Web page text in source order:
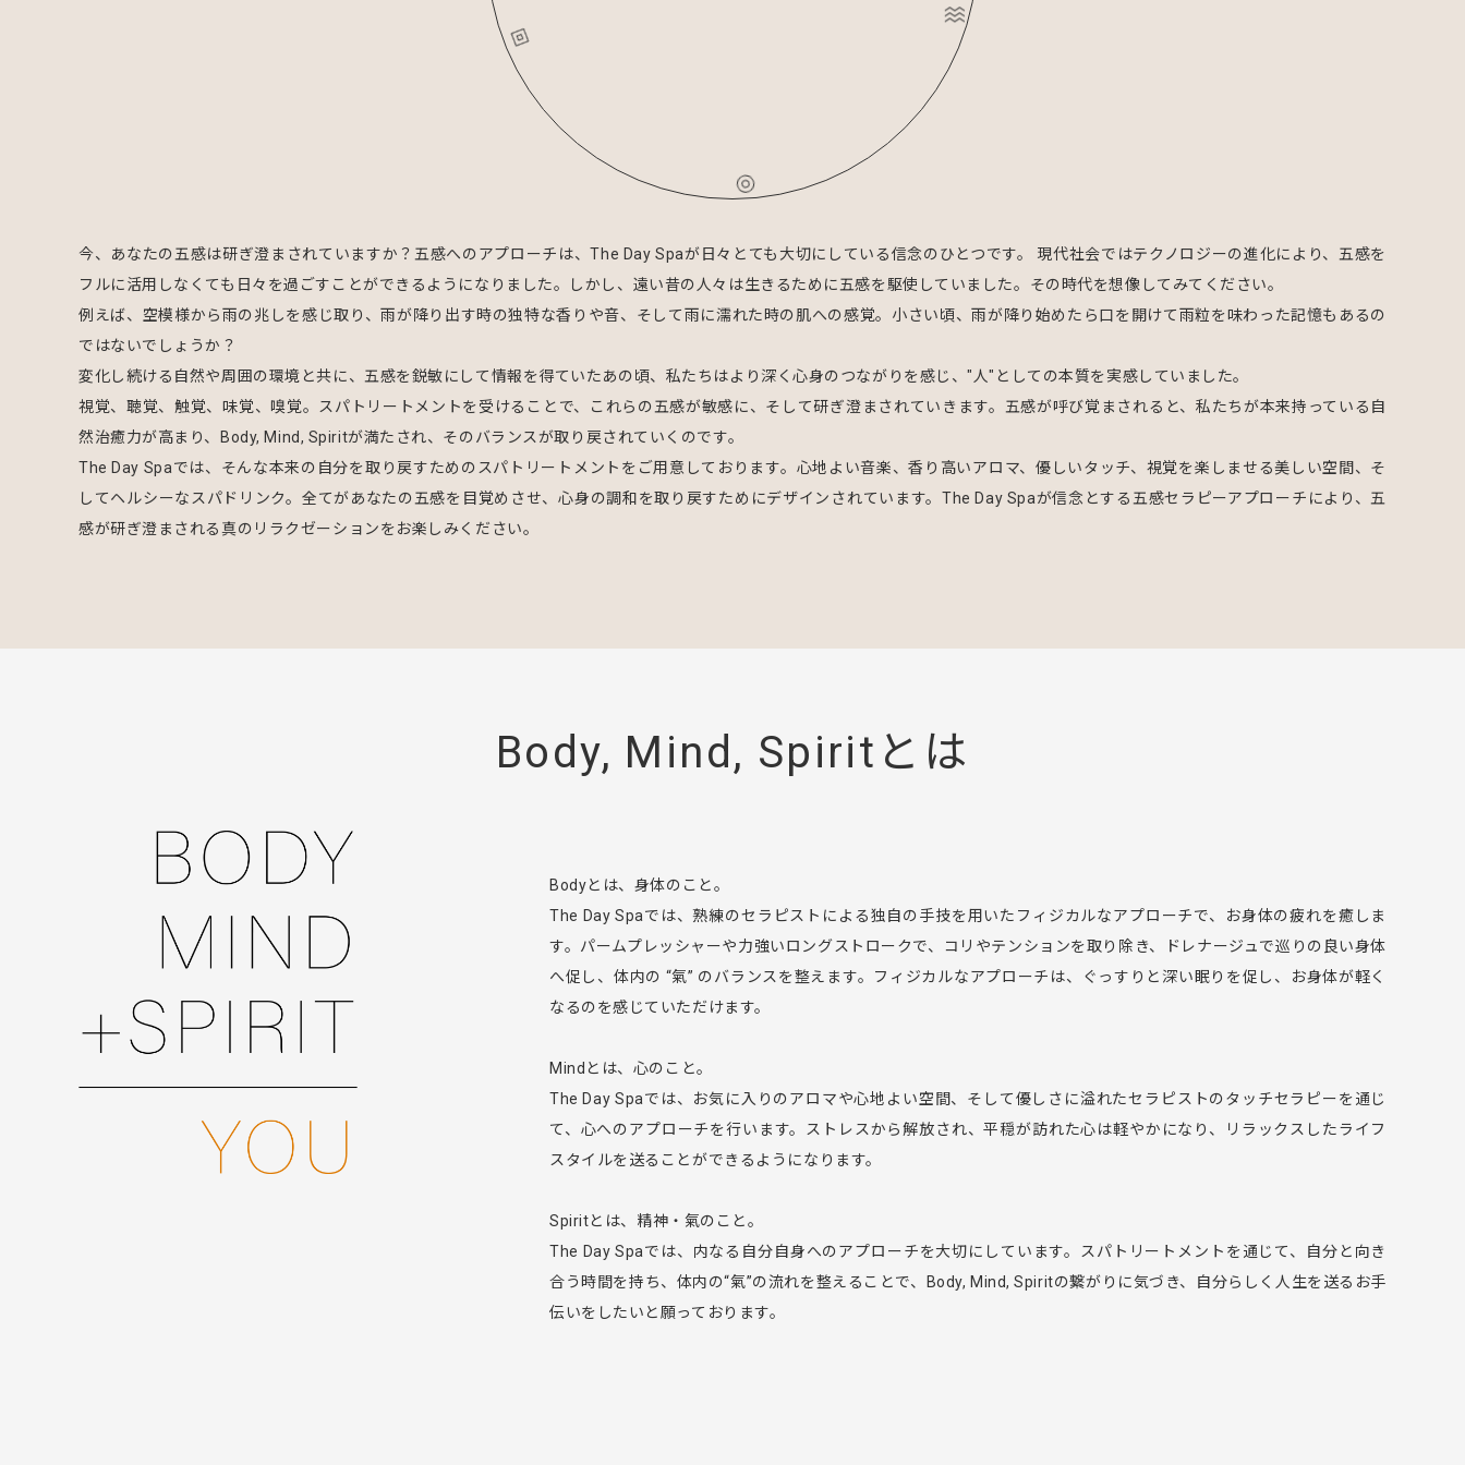
今、あなたの五感は研ぎ澄まされていますか？五感へのアプローチは、The Day Spaが日々とても大切にしている信念のひとつです。 現代社会ではテクノロジーの進化により、五感を
フルに活用しなくても日々を過ごすことができるようになりました。しかし、遠い昔の人々は生きるために五感を駆使していました。その時代を想像してみてください。
例えば、空模様から雨の兆しを感じ取り、雨が降り出す時の独特な香りや音、そして雨に濡れた時の肌への感覚。小さい頃、雨が降り始めたら口を開けて雨粒を味わった記憶もあるの
ではないでしょうか？
変化し続ける自然や周囲の環境と共に、五感を鋭敏にして情報を得ていたあの頃、私たちはより深く心身のつながりを感じ、"人"としての本質を実感していました。
視覚、聴覚、触覚、味覚、嗅覚。スパトリートメントを受けることで、これらの五感が敏感に、そして研ぎ澄まされていきます。五感が呼び覚まされると、私たちが本来持っている自
然治癒力が高まり、Body, Mind, Spiritが満たされ、そのバランスが取り戻されていくのです。
The Day Spaでは、そんな本来の自分を取り戻すためのスパトリートメントをご用意しております。心地よい音楽、香り高いアロマ、優しいタッチ、視覚を楽しませる美しい空間、そ
してヘルシーなスパドリンク。全てがあなたの五感を目覚めさせ、心身の調和を取り戻すためにデザインされています。The Day Spaが信念とする五感セラピーアプローチにより、五
感が研ぎ澄まされる真のリラクゼーションをお楽しみください。
Body, Mind, Spiritとは
Bodyとは、身体のこと。
The Day Spaでは、熟練のセラピストによる独自の手技を用いたフィジカルなアプローチで、お身体の疲れを癒しま
す。パームプレッシャーや力強いロングストロークで、コリやテンションを取り除き、ドレナージュで巡りの良い身体
へ促し、体内の “氣” のバランスを整えます。フィジカルなアプローチは、ぐっすりと深い眠りを促し、お身体が軽く
なるのを感じていただけます。
Mindとは、心のこと。
The Day Spaでは、お気に入りのアロマや心地よい空間、そして優しさに溢れたセラピストのタッチセラピーを通じ
て、心へのアプローチを行います。ストレスから解放され、平穏が訪れた心は軽やかになり、リラックスしたライフ
スタイルを送ることができるようになります。
Spiritとは、精神・氣のこと。
The Day Spaでは、内なる自分自身へのアプローチを大切にしています。スパトリートメントを通じて、自分と向き
合う時間を持ち、体内の“氣”の流れを整えることで、Body, Mind, Spiritの繋がりに気づき、自分らしく人生を送るお手
伝いをしたいと願っております。